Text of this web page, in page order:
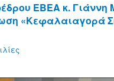
ΕΒΕΑ κ. Γιάννη
«Κεφαλαιαγορά